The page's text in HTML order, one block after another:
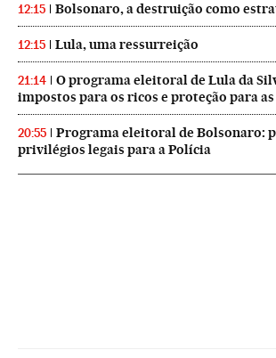
12:15 Bolsonaro, a destruição como
12:15 Lula, uma ressurreição
21:14
O programa eleitoral de Lula da
impostos para os ricos e proteção para
20:55
Programa eleitoral de Bolsonaro:
privilégios legais para a Polícia